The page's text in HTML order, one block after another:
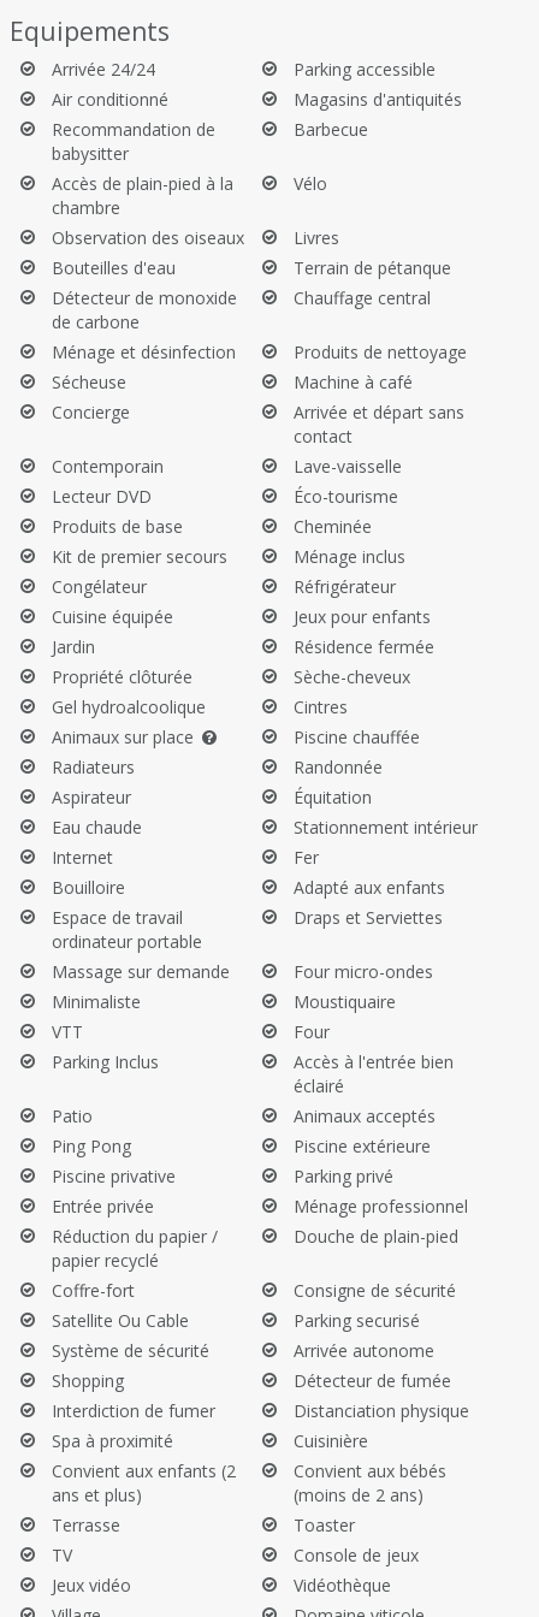
attend à La Matina AIR Property Provence.
Service AIR Property Provence:
Une semaine avant l'arrivée, notre équipe vous contactera pour
les détails GPS et l'enregistrement. Accueil personnalisé et
conciergerie privée pour organiser des activités et services selon
vos besoins. Après votre départ, nettoyage professionnel de la
propriété.
Une caution de 1 500 euros est exigée, avec possibilité de la régler
sans avance via Swikly (frais de dossier en sus).
Règles de la propriété:
Il est interdit d'utiliser la cheminée et de fumer à l'intérieur.
Soyez vigilant lors de l'utilisation du barbecue, interdit les
jours de vent.
Ne pas s'asseoir sur le canapé avec des vêtements ou
maillots de bain mouillés.
Ne pas partir avec les serviettes fournies par la propriété.
Avant votre départ:
Videz vos poubelles, réfrigérateur et lave-vaisselle.
Nettoyez le barbecue.
Equipements
Arrivée 24/24
Parking accessible
Air conditionné
Magasins d'antiquités
Recommandation de
babysitter
Barbecue
Accès de plain-pied à la
chambre
Vélo
Observation des oiseaux
Livres
Bouteilles d'eau
Terrain de pétanque
Détecteur de monoxide
de carbone
Chauffage central
Ménage et désinfection
Produits de nettoyage
Sécheuse
Machine à café
Concierge
Arrivée et départ sans
contact
Contemporain
Lave-vaisselle
Lecteur DVD
Éco-tourisme
Produits de base
Cheminée
Kit de premier secours
Ménage inclus
Congélateur
Réfrigérateur
Cuisine équipée
Jeux pour enfants
Jardin
Résidence fermée
Propriété clôturée
Sèche-cheveux
Gel hydroalcoolique
Cintres
Animaux sur place
Piscine chauffée
Radiateurs
Randonnée
Aspirateur
Équitation
Eau chaude
Stationnement intérieur
Internet
Fer
Bouilloire
Adapté aux enfants
Espace de travail
ordinateur portable
Draps et Serviettes
Massage sur demande
Four micro-ondes
Minimaliste
Moustiquaire
VTT
Four
Parking Inclus
Accès à l'entrée bien
éclairé
Patio
Animaux acceptés
Ping Pong
Piscine extérieure
Piscine privative
Parking privé
Entrée privée
Ménage professionnel
Réduction du papier /
papier recyclé
Douche de plain-pied
Coffre-fort
Consigne de sécurité
Satellite Ou Cable
Parking securisé
Système de sécurité
Arrivée autonome
Shopping
Détecteur de fumée
Interdiction de fumer
Distanciation physique
Spa à proximité
Cuisinière
Convient aux enfants (2
ans et plus)
Convient aux bébés
(moins de 2 ans)
Terrasse
Toaster
TV
Console de jeux
Jeux vidéo
Vidéothèque